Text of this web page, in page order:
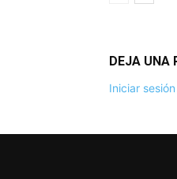
DEJA UNA
Iniciar